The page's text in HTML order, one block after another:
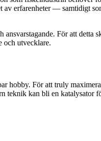
erfarenheter — samtidigt
För att detta
och utvecklare.
hobby. För att truly
teknik kan bli en katalysator